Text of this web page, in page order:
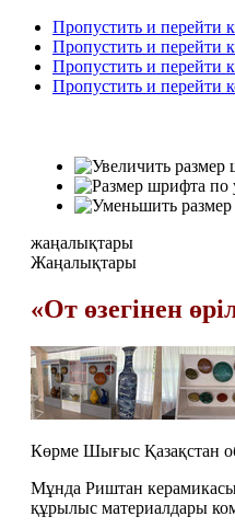
Пропустить и перейти
Пропустить и перейти
Пропустить и перейти
Пропустить и перейти
жаңалықтары
Жаңалықтары
«От өзегінен
Көрме Шығыс Қазақстан
Мұнда Риштан
құрылыс материалдары